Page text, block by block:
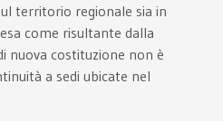
territorio regionale sia in
come risultante dalla
nuova costituzione non è
a sedi ubicate nel